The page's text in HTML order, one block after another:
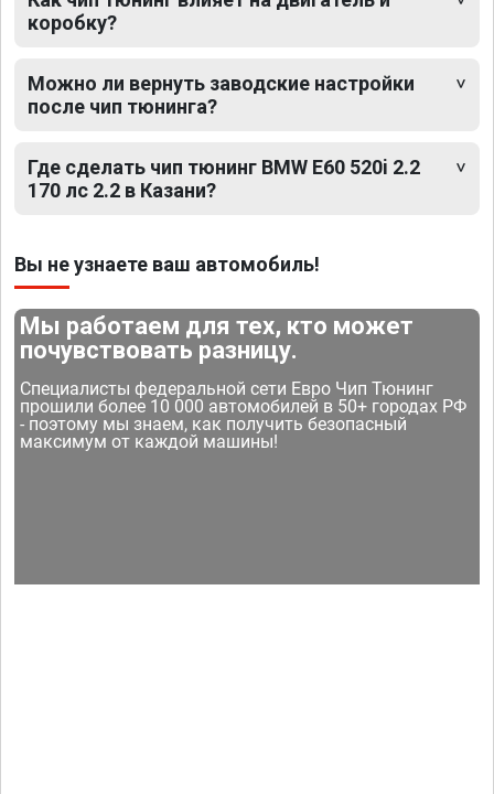
коробку?
Можно ли вернуть заводские настройки
после чип тюнинга?
Где сделать чип тюнинг BMW E60 520i 2.2
170 лс 2.2 в Казани?
Вы не узнаете ваш автомобиль!
Мы работаем для тех, кто может
почувствовать разницу.
Специалисты федеральной сети Евро Чип Тюнинг
прошили более 10 000 автомобилей в 50+ городах РФ
- поэтому мы знаем, как получить безопасный
максимум от каждой машины!